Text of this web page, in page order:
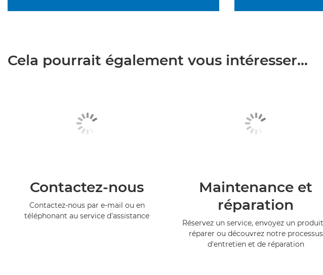
Cela pourrait également vous intéresser...
Contactez-nous
Contactez-nous par e-mail ou en
téléphonant au service d'assistance
Maintenance et
réparation
Réservez un service, envoyez un
réparer ou découvrez notre processus
d'entretien et de réparation